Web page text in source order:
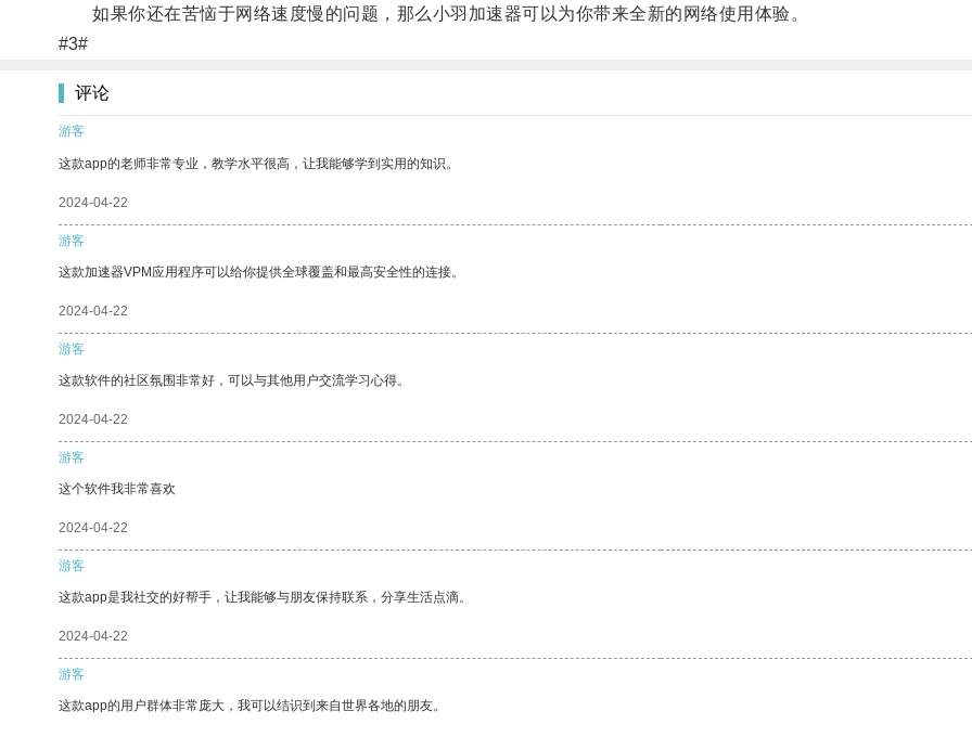
如果你还在苦恼于网络速度慢的问题，那么小羽加速器可以为你带来全新的网络使用体验。
#3#
评论
游客
这款app的老师非常专业，教学水平很高，让我能够学到实用的知识。
2024-04-22
游客
这款加速器VPM应用程序可以给你提供全球覆盖和最高安全性的连接。
2024-04-22
游客
这款软件的社区氛围非常好，可以与其他用户交流学习心得。
2024-04-22
游客
这个软件我非常喜欢
2024-04-22
游客
这款app是我社交的好帮手，让我能够与朋友保持联系，分享生活点滴。
2024-04-22
游客
这款app的用户群体非常庞大，我可以结识到来自世界各地的朋友。